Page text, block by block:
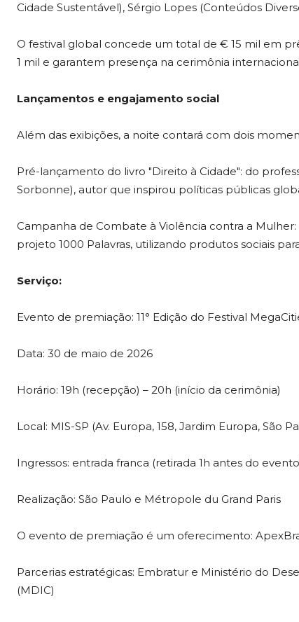
Cidade Sustentável), Sérgio Lopes (Conteúdos
O festival global concede um total de € 15 mil em
1 mil e garantem presença na cerimônia
Lançamentos e engajamento social
Além das exibições, a noite contará com dois
Pré-lançamento do livro "Direito à Cidade": do
Sorbonne), autor que inspirou políticas públicas
Campanha de Combate à Violência contra a
projeto 1000 Palavras, utilizando produtos sociais
Serviço:
Evento de premiação: 11° Edição do Festival
Data: 30 de maio de 2026
Horário: 19h (recepção) – 20h (início da cerimônia)
Local: MIS-SP (Av. Europa, 158, Jardim Europa, São
Ingressos: entrada franca (retirada 1h antes do
Realização: São Paulo e Métropole du Grand Paris
O evento de premiação é um oferecimento:
Parcerias estratégicas: Embratur e Ministério do
(MDIC)